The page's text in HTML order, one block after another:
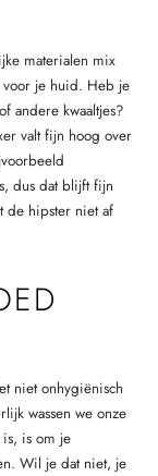
materialen mix
voor je huid. Heb je
andere kwaaltjes?
valt fijn hoog over
dus dat blijft fijn
de hipster niet af
niet onhygiënisch
wassen we onze
is om je
Wil je dat niet, je